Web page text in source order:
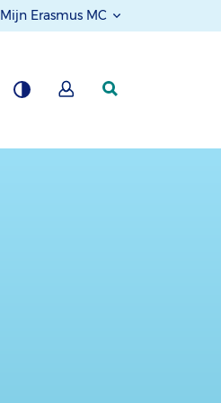
Mijn Erasmus MC